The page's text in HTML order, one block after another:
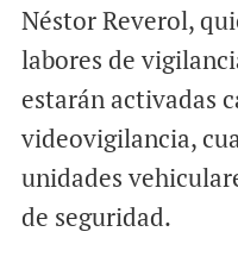
Néstor Reverol,
labores de
estarán activadas
videovigilancia,
unidades
de seguridad.